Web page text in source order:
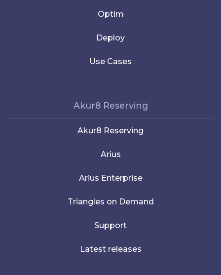
Optim
Deploy
Use Cases
Akur8 Reserving
Akur8 Reserving
Arius
Arius Enterprise
Triangles on Demand
Support
Latest releases